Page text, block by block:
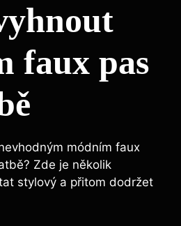
faux pas
módním faux
Zde⁣ je několik
stylový a přitom dodržet